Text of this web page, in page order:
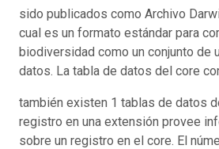
sido publicados como Archivo
cual es un formato estándar para
biodiversidad como un conjunto de
datos. La tabla de datos del core
también existen 1 tablas de datos
registro en una extensión provee
sobre un registro en el core. El